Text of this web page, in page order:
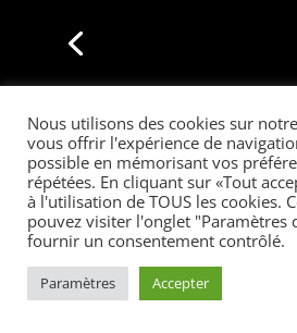
Nous utilisons des cookies sur
vous offrir l'expérience de
possible en mémorisant vos
répétées. En cliquant sur «Tout
à l'utilisation de TOUS les cookies.
pouvez visiter l'onglet "Paramètres
fournir un consentement contrôlé.
Paramètres Accepter